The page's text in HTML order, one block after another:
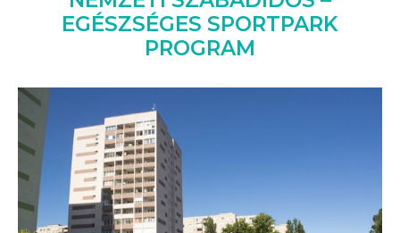
EGÉSZSÉGES SPORTPARK
PROGRAM